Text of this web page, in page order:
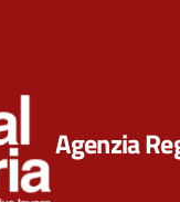
Agenzia